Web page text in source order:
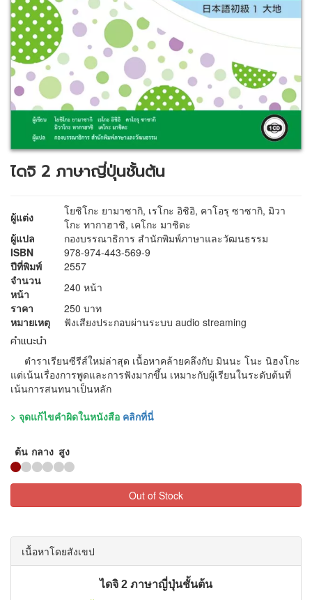
ไดจิ 2 ภาษาญี่ปุ่นชั้นต้น
ผู้แต่ง
โยชิโกะ ยามาซากิ, เรโกะ อิชิอิ, คาโอรุ ซาซากิ, มิวา
โกะ ทากาฮาชิ, เคโกะ มาชิดะ
ผู้แปล
กองบรรณาธิการ สำนักพิมพ์ภาษาและวัฒนธรรม
ISBN
978-974-443-569-9
ปีที่พิมพ์
2557
จำนวน
หน้า
240 หน้า
ราคา
250 บาท
หมายเหตุ
ฟังเสียงประกอบผ่านระบบ audio streaming
คำแนะนำ
ตำราเรียนซีรีส์ใหม่ล่าสุด เนื้อหาคล้ายคลึงกับ มินนะ โนะ นิฮงโกะ
แต่เน้นเรื่องการพูดและการฟังมากขึ้น เหมาะกับผู้เรียนในระดับต้นที่
เน้นการสนทนาเป็นหลัก
> จุดแก้ไขคำผิดในหนังสือ คลิกที่นี่
ต้น กลาง สูง
Out of Stock
เนื้อหาโดยสังเขป
ไดจิ 2 ภาษาญี่ปุ่นชั้นต้น